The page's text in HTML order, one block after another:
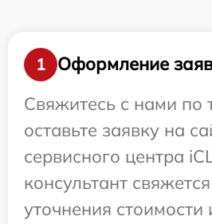
1
Оформление
Свяжитесь с нами по
оставьте заявку на
сервисного центра
консультант
уточнения стоимости